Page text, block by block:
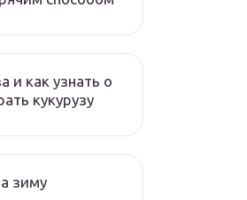
и как узнать о
кукурузу
зиму